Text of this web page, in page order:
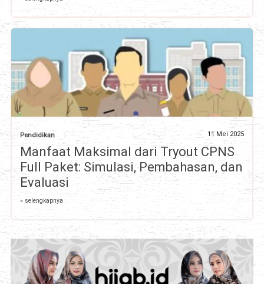
Pendidikan 11 Mei 2025
Manfaat Maksimal dari Tryout CPNS
Full Paket: Simulasi, Pembahasan, dan
Evaluasi
» selengkapnya